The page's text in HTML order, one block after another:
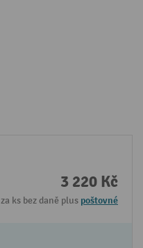
3 220 Kč
za ks bez daně plus poštovné